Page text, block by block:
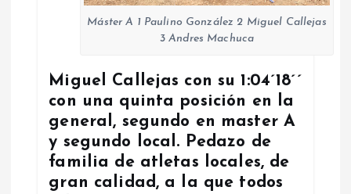
Máster A 1 Paulino González 2 Miguel Callejas
3 Andres Machuca
Miguel Callejas con su 1:04´18´´
con una quinta posición en la
general, segundo en master A
y segundo local. Pedazo de
familia de atletas locales, de
gran calidad, a la que todos